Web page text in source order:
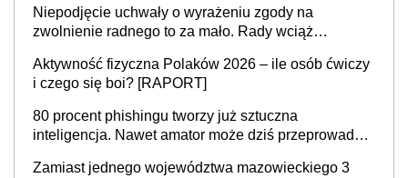
Niepodjęcie uchwały o wyrażeniu zgody na
zwolnienie radnego to za mało. Rady wciąż
sprawy
Aktywność fizyczna Polaków 2026 – ile osób ćwiczy
i czego się boi? [RAPORT]
80 procent phishingu tworzy już sztuczna
inteligencja. Nawet amator może dziś przeprowadzić
Zamiast jednego województwa mazowieckiego 3